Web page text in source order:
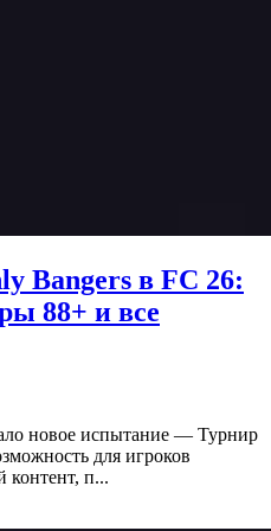
Bangers в FC 26:
88+ и все
новое испытание — Турнир
для игроков
контент, п...